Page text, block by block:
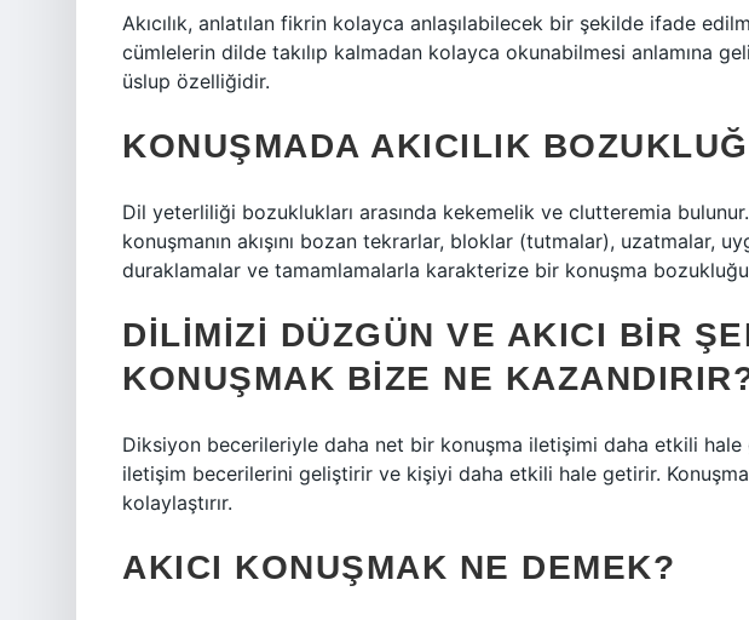
Akıcılık, anlatılan fikrin kolayca anlaşılabilecek bir şekilde ifade
cümlelerin dilde takılıp kalmadan kolayca okunabilmesi anlamına
üslup özelliğidir.
KONUŞMADA AKICILIK
Dil yeterliliği bozuklukları arasında kekemelik ve clutteremia bulunur.
konuşmanın akışını bozan tekrarlar, bloklar (tutmalar), uzatmalar,
duraklamalar ve tamamlamalarla karakterize bir konuşma
DILIMIZI DÜZGÜN VE AKICI BIR
KONUŞMAK BIZE NE
Diksiyon becerileriyle daha net bir konuşma iletişimi daha etkili hale
iletişim becerilerini geliştirir ve kişiyi daha etkili hale getirir.
kolaylaştırır.
AKICI KONUŞMAK NE DEMEK?